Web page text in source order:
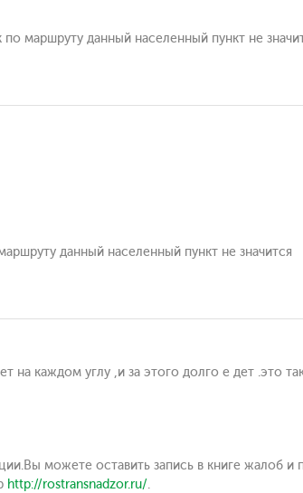
маршруту данный населенный пункт не
данный населенный пункт не значится
на каждом углу ,и за этого долго е дет .это
можете оставить запись в книге жалоб и
http://rostransnadzor.ru/.